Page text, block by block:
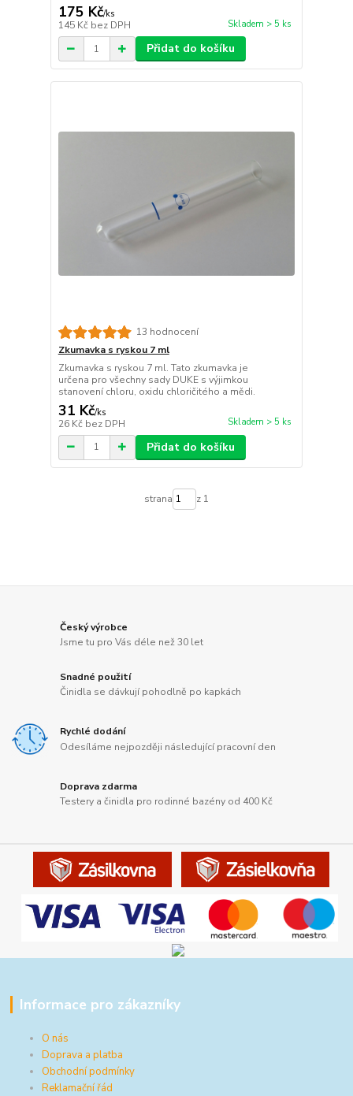
175 Kč/ks
145 Kč bez DPH Skladem > 5 ks
Přidat do košíku
13 hodnocení
Zkumavka s ryskou 7 ml
Zkumavka s ryskou 7 ml. Tato zkumavka je
určena pro všechny sady DUKE s výjimkou
stanovení chloru, oxidu chloričitého a mědi.
31 Kč/ks
26 Kč bez DPH Skladem > 5 ks
Přidat do košíku
strana z 1
Český výrobce
Jsme tu pro Vás déle než 30 let
Snadné použití
Činidla se dávkují pohodlně po kapkách
Rychlé dodání
Odesíláme nejpozději následující pracovní den
Doprava zdarma
Testery a činidla pro rodinné bazény od 400 Kč
Informace pro zákazníky
O nás
Doprava a platba
Obchodní podmínky
Reklamační řád